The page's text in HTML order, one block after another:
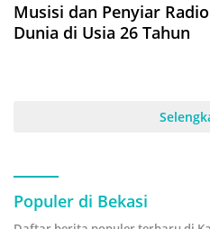
Musisi dan Penyiar
Dunia di Usia 26 Tahun
Populer di Bekasi